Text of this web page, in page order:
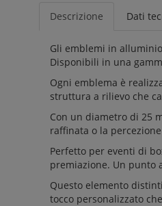
Descrizione Dati
Gli emblemi in
Disponibili in una
Ogni emblema è
struttura a rilievo che
Con un diametro di 25
raffinata o la
Perfetto per eventi di
premiazione. Un punto
Questo elemento
tocco personalizzato